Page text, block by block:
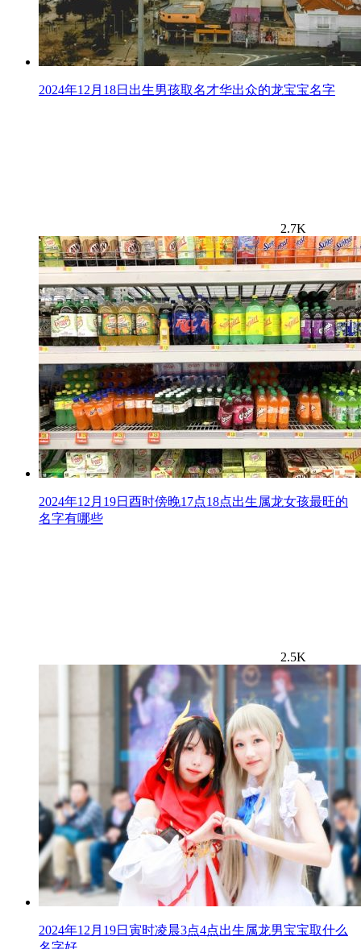
2024年12月18日出生男孩取名才华出众的龙宝宝名字
2.7K
2024年12月19日酉时傍晚17点18点出生属龙女孩最旺的
名字有哪些
2.5K
2024年12月19日寅时凌晨3点4点出生属龙男宝宝取什么